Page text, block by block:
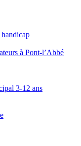
à Pont-l’Abbé
3-12 ans